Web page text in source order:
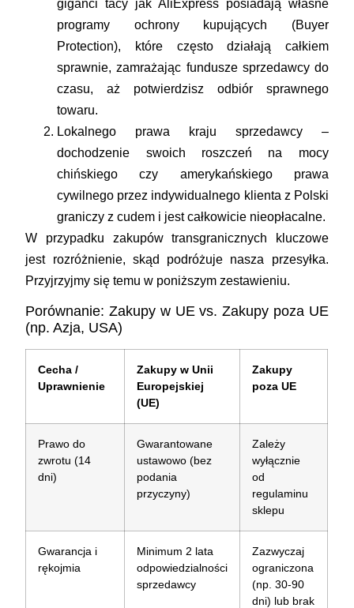
giganci tacy jak AliExpress posiadają własne
programy ochrony kupujących (Buyer
Protection), które często działają całkiem
sprawnie, zamrażając fundusze sprzedawcy do
czasu, aż potwierdzisz odbiór sprawnego
towaru.
Lokalnego prawa kraju sprzedawcy–
dochodzenie swoich roszczeń na mocy
chińskiego czy amerykańskiego prawa
cywilnego przez indywidualnego klienta z Polski
graniczy z cudem i jest całkowicie nieopłacalne.
W przypadku zakupów transgranicznych kluczowe
jest rozróżnienie, skąd podróżuje nasza przesyłka.
Przyjrzyjmy się temu w poniższym zestawieniu.
Porównanie: Zakupy w UE vs. Zakupy poza UE
(np. Azja, USA)
Cecha /
Uprawnienie
Zakupy w Unii
Europejskiej
(UE)
Zakupy
poza UE
Prawo do
zwrotu (14
dni)
Gwarantowane
ustawowo (bez
podania
przyczyny)
Zależy
wyłącznie
od
regulaminu
sklepu
Gwarancja i
rękojmia
Minimum 2 lata
odpowiedzialności
sprzedawcy
Zazwyczaj
ograniczona
(np. 30-90
dni) lub brak